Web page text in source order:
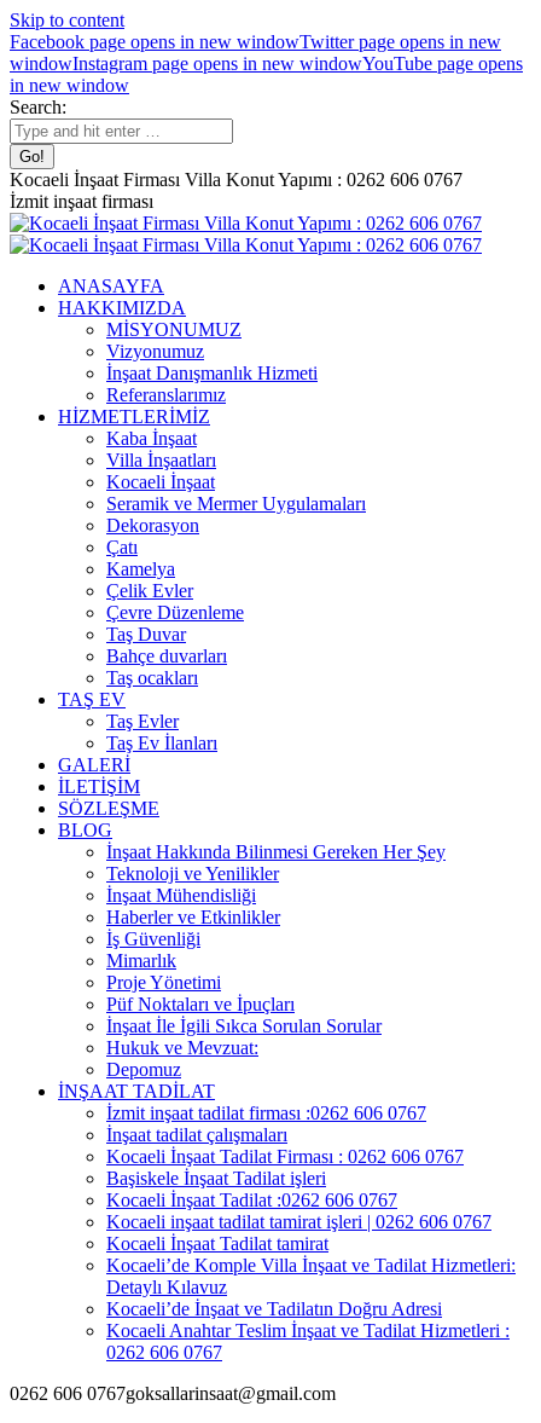
Skip to content
Facebook page opens in new windowTwitter page opens in new
windowInstagram page opens in new windowYouTube page opens
in new window
Search:
Kocaeli İnşaat Firması Villa Konut Yapımı : 0262 606 0767
İzmit inşaat firması
ANASAYFA
HAKKIMIZDA
MİSYONUMUZ
Vizyonumuz
İnşaat Danışmanlık Hizmeti
Referanslarımız
HİZMETLERİMİZ
Kaba İnşaat
Villa İnşaatları
Kocaeli İnşaat
Seramik ve Mermer Uygulamaları
Dekorasyon
Çatı
Kamelya
Çelik Evler
Çevre Düzenleme
Taş Duvar
Bahçe duvarları
Taş ocakları
TAŞ EV
Taş Evler
Taş Ev İlanları
GALERİ
İLETİŞİM
SÖZLEŞME
BLOG
İnşaat Hakkında Bilinmesi Gereken Her Şey
Teknoloji ve Yenilikler
İnşaat Mühendisliği
Haberler ve Etkinlikler
İş Güvenliği
Mimarlık
Proje Yönetimi
Püf Noktaları ve İpuçları
İnşaat İle İgili Sıkca Sorulan Sorular
Hukuk ve Mevzuat:
Depomuz
İNŞAAT TADİLAT
İzmit inşaat tadilat firması :0262 606 0767
İnşaat tadilat çalışmaları
Kocaeli İnşaat Tadilat Firması : 0262 606 0767
Başiskele İnşaat Tadilat işleri
Kocaeli İnşaat Tadilat :0262 606 0767
Kocaeli inşaat tadilat tamirat işleri | 0262 606 0767
Kocaeli İnşaat Tadilat tamirat
Kocaeli’de Komple Villa İnşaat ve Tadilat Hizmetleri:
Detaylı Kılavuz
Kocaeli’de İnşaat ve Tadilatın Doğru Adresi
Kocaeli Anahtar Teslim İnşaat ve Tadilat Hizmetleri :
0262 606 0767
0262 606 0767goksallarinsaat@gmail.com